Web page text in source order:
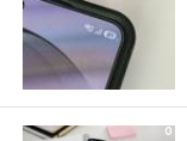
0